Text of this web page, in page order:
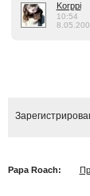
Korppi
10:54
Papa Roach: